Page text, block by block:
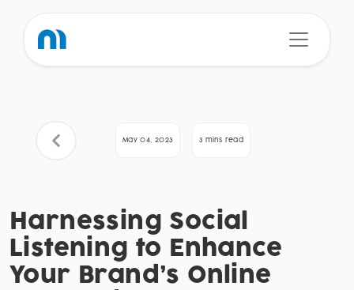
May 04, 2023 3 mins read
Harnessing Social
Listening to Enhance
Your Brand’s Online